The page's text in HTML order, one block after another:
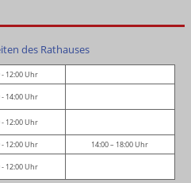
des Rathauses
- 12:00 Uhr
- 14:00 Uhr
- 12:00 Uhr
- 12:00 Uhr 14:00 – 18:00 Uhr
- 12:00 Uhr